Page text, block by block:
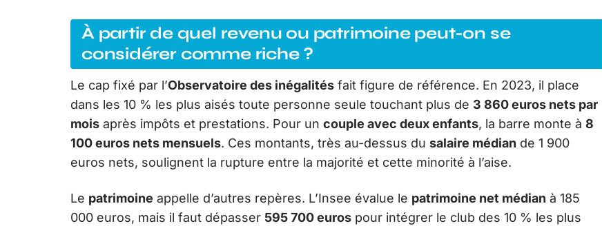
À partir de quel revenu ou patrimoine peut-on se
considérer comme riche ?
Le cap fixé par l’Observatoire des inégalités fait figure de référence. En 2023, il place
dans les 10 % les plus aisés toute personne seule touchant plus de 3 860 euros nets par
mois après impôts et prestations. Pour un couple avec deux enfants, la barre monte à 8
100 euros nets mensuels. Ces montants, très au-dessus du salaire médian de 1 900
euros nets, soulignent la rupture entre la majorité et cette minorité à l’aise.
Le patrimoine appelle d’autres repères. L’Insee évalue le patrimoine net médian à 185
000 euros, mais il faut dépasser 595 700 euros pour intégrer le club des 10 % les plus